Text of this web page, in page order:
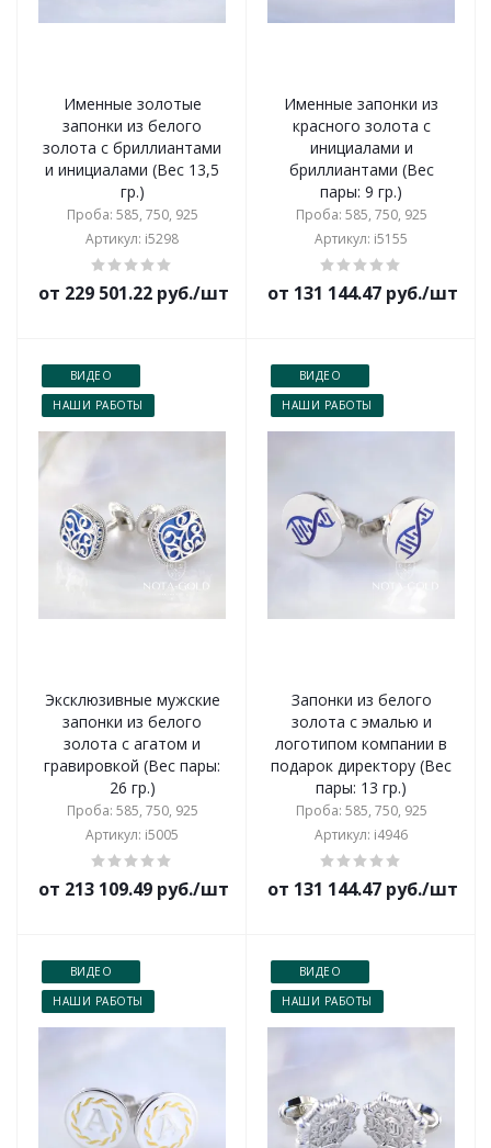
Именные золотые
запонки из белого
золота с бриллиантами
и инициалами (Вес 13,5
гр.)
Проба: 585, 750, 925
Артикул: i5298
от 229 501.22 руб./шт
Именные запонки из
красного золота с
инициалами и
бриллиантами (Вес
пары: 9 гр.)
Проба: 585, 750, 925
Артикул: i5155
от 131 144.47 руб./шт
ВИДЕО
НАШИ РАБОТЫ
Эксклюзивные мужские
запонки из белого
золота с агатом и
гравировкой (Вес пары:
26 гр.)
Проба: 585, 750, 925
Артикул: i5005
от 213 109.49 руб./шт
ВИДЕО
НАШИ РАБОТЫ
Запонки из белого
золота с эмалью и
логотипом компании в
подарок директору (Вес
пары: 13 гр.)
Проба: 585, 750, 925
Артикул: i4946
от 131 144.47 руб./шт
ВИДЕО
НАШИ РАБОТЫ
ВИДЕО
НАШИ РАБОТЫ